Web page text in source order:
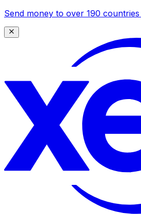
Send money to over 190 countries